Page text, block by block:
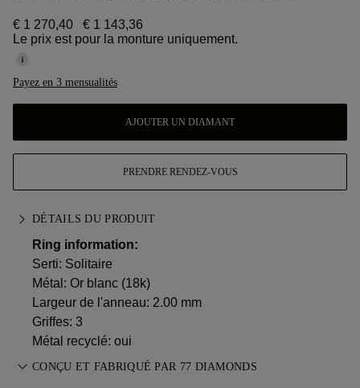
€ 1 270,40
€ 1 143,36
Le prix est pour la monture uniquement.
Payez en 3 mensualités
AJOUTER UN DIAMANT
PRENDRE RENDEZ-VOUS
DÉTAILS DU PRODUIT
Ring information:
Serti: Solitaire
Métal: Or blanc (18k)
Largeur de l'anneau: 2.00 mm
Griffes: 3
Métal recyclé: oui
CONÇU ET FABRIQUÉ PAR 77 DIAMONDS